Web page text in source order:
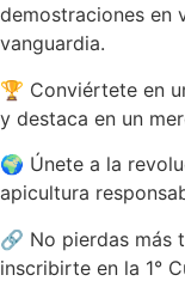
demostraciones en
vanguardia.
🏆 Conviértete en
y destaca en un
🌍 Únete a la
apicultura
🔗 No pierdas más
inscribirte en la 1°